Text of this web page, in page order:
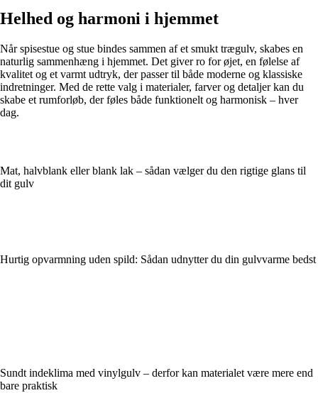
Helhed og harmoni i hjemmet
Når spisestue og stue bindes sammen af et smukt trægulv, skabes en
naturlig sammenhæng i hjemmet. Det giver ro for øjet, en følelse af
kvalitet og et varmt udtryk, der passer til både moderne og klassiske
indretninger. Med de rette valg i materialer, farver og detaljer kan du
skabe et rumforløb, der føles både funktionelt og harmonisk – hver
dag.
Mat, halvblank eller blank lak – sådan vælger du den rigtige glans til
dit gulv
Hurtig opvarmning uden spild: Sådan udnytter du din gulvvarme bedst
Sundt indeklima med vinylgulv – derfor kan materialet være mere end
bare praktisk